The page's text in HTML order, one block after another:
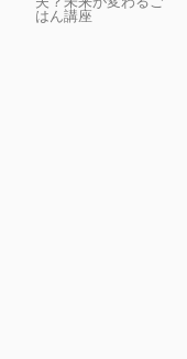
はん講座